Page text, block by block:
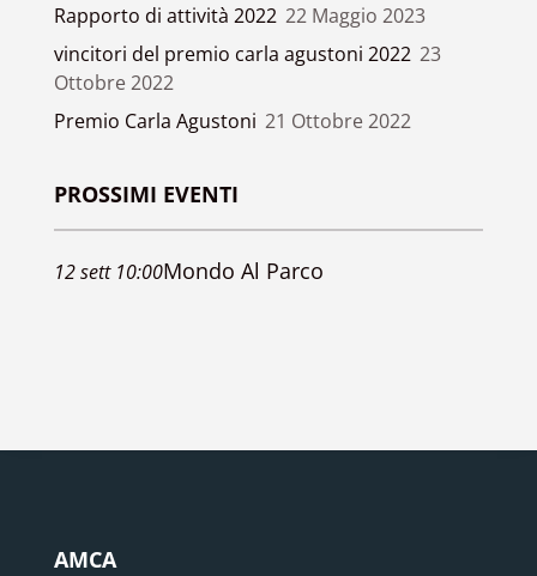
Rapporto di attività 2022 22 Maggio 2023
vincitori del premio carla agustoni 2022 23
Ottobre 2022
Premio Carla Agustoni 21 Ottobre 2022
PROSSIMI EVENTI
12sett 10:00Mondo Al Parco
AMCA